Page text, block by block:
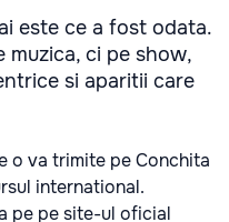
este ce a fost odata.
muzica, ci pe show,
si aparitii care
o va trimite pe Conchita
international.
pe pe site-ul oficial